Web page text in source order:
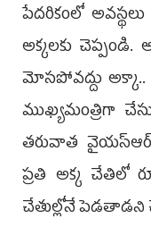
పేదరికంలో
అక్కలకు చెప్పండి.
మోసపోవద్దు అక్కా..
ముఖ్యమంత్రిగా
తరువాత
ప్రతి అక్క చేతిలో
చేతుల్లోనే పెడతాడని